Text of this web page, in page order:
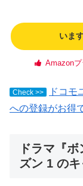
いま
Amazon
Check >>
ドコモ
への登録がお得
ドラマ『
ズン 1 の